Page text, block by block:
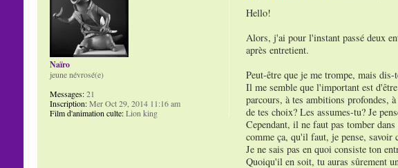
Hello!
Alors, j'ai pour l'instant passé deux
après entretient.
Peut-être que je me trompe, mais
Il me semble que l'important est
parcours, à tes ambitions profondes,
de tes choix? Les assumes-tu? Je
Cependant, il ne faut pas tomber
comme ça, qu'il faut, je pense, savoir
Je ne sais pas en quoi consiste ton
Quoiqu'il en soit, tu auras sûrement
Naïro
jeune névrosé(e)
Messages:21
Inscription:Mer Oct 29, 2014 11:16 am
Film d'animation culte:Lion king